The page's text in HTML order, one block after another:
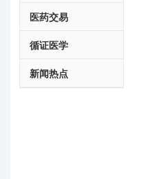
医药交易
循证医学
新闻热点